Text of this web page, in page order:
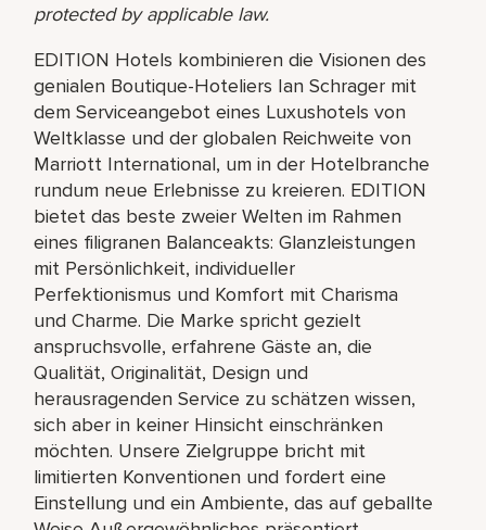
protected by applicable law.
EDITION Hotels kombinieren die Visionen des
genialen Boutique-Hoteliers Ian Schrager mit
dem Serviceangebot eines Luxushotels von
Weltklasse und der globalen Reichweite von
Marriott International, um in der Hotelbranche
rundum neue Erlebnisse zu kreieren. EDITION
bietet das beste zweier Welten im Rahmen
eines filigranen Balanceakts: Glanzleistungen
mit Persönlichkeit, individueller
Perfektionismus und Komfort mit Charisma
und Charme. Die Marke spricht gezielt
anspruchsvolle, erfahrene Gäste an, die
Qualität, Originalität, Design und
herausragenden Service zu schätzen wissen,
sich aber in keiner Hinsicht einschränken
möchten. Unsere Zielgruppe bricht mit
limitierten Konventionen und fordert eine
Einstellung und ein Ambiente, das auf geballte